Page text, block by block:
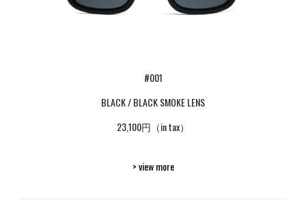
#001
BLACK / BLACK SMOKE LENS
23,100円（in tax）
> view more